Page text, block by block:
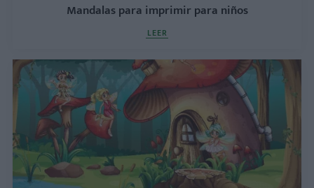
Mandalas para imprimir para niños
LEER